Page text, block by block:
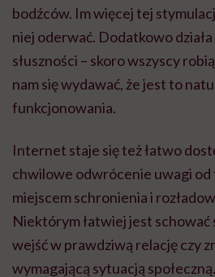
bodźców. Im więcej tej
niej oderwać. Dodatkowo
słuszności – skoro wszyscy
nam się wydawać, że jest to
funkcjonowania.
Internet staje się też łatwo
chwilowe odwrócenie uwagi
miejscem schronienia i
Niektórym łatwiej jest schować
wejść w prawdziwą relację czy
wymagającą sytuacją społeczną.